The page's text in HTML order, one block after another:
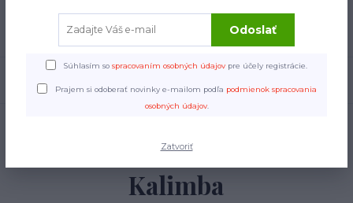
Menu
Treble Diatonická Box
Kalimba
Odoslať
Súhlasím so spracovaním osobných údajov pre účely registrácie.
Prajem si odoberať novinky e-mailom podľa podmienok spracovania
osobných údajov.
Zatvoriť